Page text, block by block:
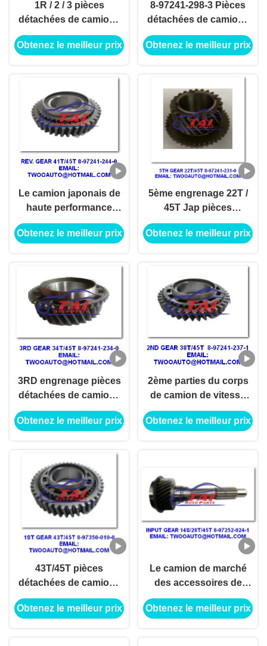
1R / 2 / 3 pièces
détachées de camions
japonais 45S 8-97241-
296-1 4JH1-TC 4HF1-
Obtenez le meilleur prix
8-97241-298-3 Pièces
détachées de camions
japonais 4JH1-TC 4HF1-
2005 NKR-71MYY5T
Obtenez le meilleur prix
Le camion japonais de
haute performance
partie 41T/45T 8-97241-
244-0, 4JH1-TC 4HF1-
Obtenez le meilleur prix
5ème engrenage 22T /
45T Jap pièces
détachées de camion 8-
97241-231-0 4JH1-TC
Obtenez le meilleur prix
3RD engrenage pièces
détachées de camions
japonais 34T/45T 8-
97241-234-0 4JH1-TC
Obtenez le meilleur prix
2ème parties du corps
de camion de vitesse
38T/45T 8-97241-237-1
4JH1-TC 4HF1-2005
Obtenez le meilleur prix
43T/45T pièces
détachées de camions
japonais 8-97350-010-0,
4JH1-TC 4HF1-2005
Obtenez le meilleur prix
Le camion de marché
des accessoires de
vitesse d'entrée partie
14S/28T/45T 8-97252-
Obtenez le meilleur prix